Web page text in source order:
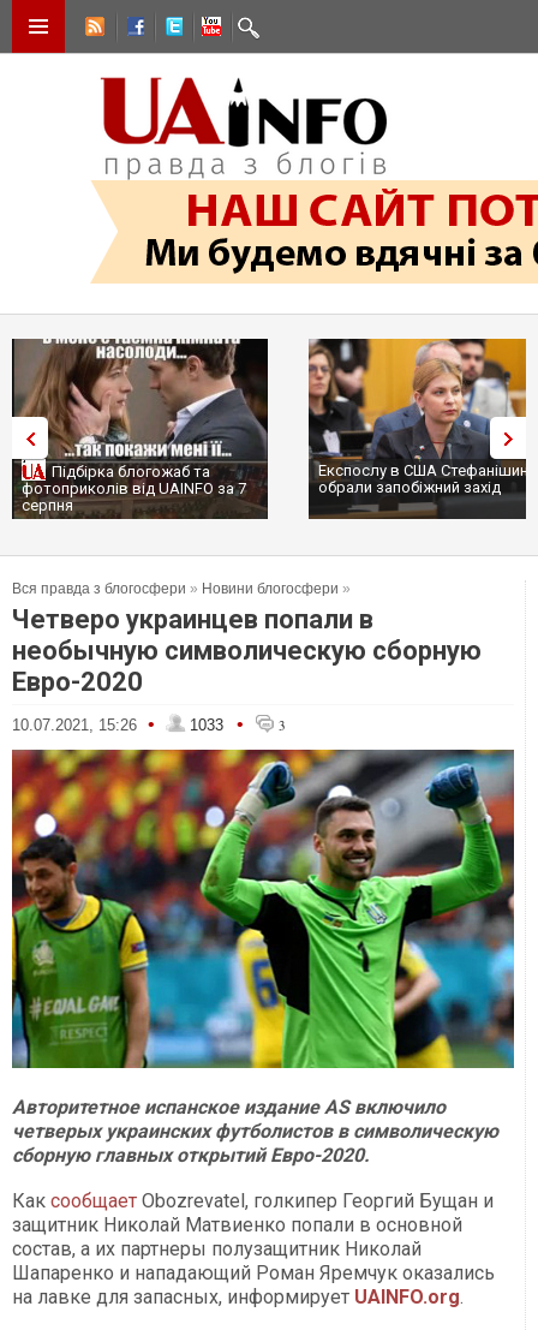
Підбірка блогожаб та
фотоприколів від UAINFO за 7
серпня
Експослу в США
обрали запобіжний захід
Вся правда з блогосфери » Новини блогосфери »
Четверо украинцев попали в
необычную символическую сборную
Евро-2020
10.07.2021, 15:26 • 1033 • 3
Авторитетное испанское издание AS включило
четверых украинских футболистов в символическую
сборную главных открытий Евро-2020.
Как сообщает Оbozrevatel, голкипер Георгий Бущан и
защитник Николай Матвиенко попали в основной
состав, а их партнеры полузащитник Николай
Шапаренко и нападающий Роман Яремчук оказались
на лавке для запасных, информирует UAINFO.org.